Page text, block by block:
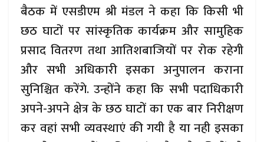
बैठक में एसडीएम श्री मंडल ने कहा कि किसी भी
छठ घाटों पर सांस्कृतिक कार्यक्रम और सामुहिक
प्रसाद वितरण तथा आतिशबाजियों पर रोक रहेगी
और सभी अधिकारी इसका अनुपालन कराना
सुनिश्चित करेंगे. उन्होंने कहा कि सभी पदाधिकारी
अपने-अपने क्षेत्र के छठ घाटों का एक बार निरीक्षण
कर वहां सभी व्यवस्थाएं की गयी है या नही इसका